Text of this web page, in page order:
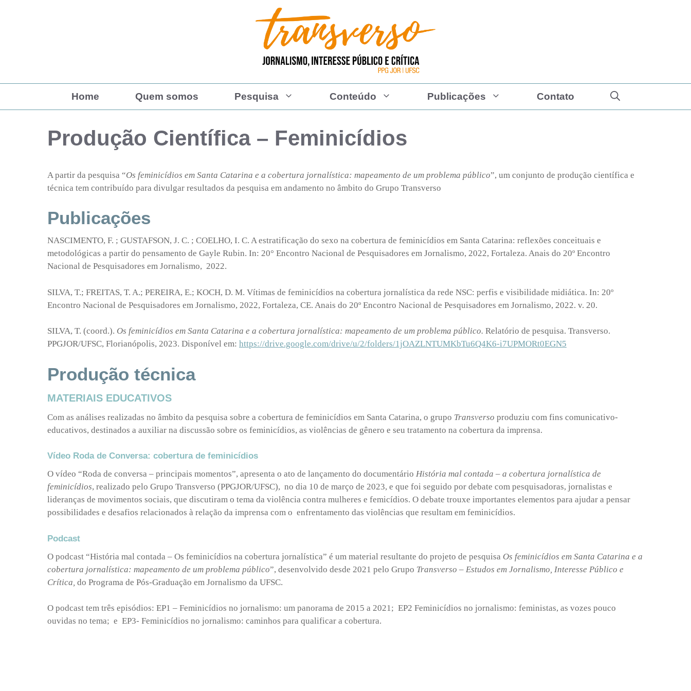
Home Quem somos Pesquisa Conteúdo Publicações Contato
Produção Científica – Feminicídios
A partir da pesquisa “Os feminicídios em Santa Catarina e a cobertura jornalística: mapeamento de um problema público”, um conjunto de produção científica e
técnica tem contribuído para divulgar resultados da pesquisa em andamento no âmbito do Grupo Transverso
Publicações
NASCIMENTO, F. ; GUSTAFSON, J. C. ; COELHO, I. C. A estratificação do sexo na cobertura de feminicídios em Santa Catarina: reflexões conceituais e
metodológicas a partir do pensamento de Gayle Rubin. In: 20° Encontro Nacional de Pesquisadores em Jornalismo, 2022, Fortaleza. Anais do 20º Encontro
Nacional de Pesquisadores em Jornalismo, 2022.
SILVA, T.; FREITAS, T. A.; PEREIRA, E.; KOCH, D. M. Vítimas de feminicídios na cobertura jornalística da rede NSC: perfis e visibilidade midiática. In: 20º
Encontro Nacional de Pesquisadores em Jornalismo, 2022, Fortaleza, CE. Anais do 20º Encontro Nacional de Pesquisadores em Jornalismo, 2022. v. 20.
SILVA, T. (coord.). Os feminicídios em Santa Catarina e a cobertura jornalística: mapeamento de um problema público. Relatório de pesquisa. Transverso.
PPGJOR/UFSC, Florianópolis, 2023. Disponível em: https://drive.google.com/drive/u/2/folders/1jOAZLNTUMKbTu6Q4K6-i7UPMORt0EGN5
Produção técnica
MATERIAIS EDUCATIVOS
Com as análises realizadas no âmbito da pesquisa sobre a cobertura de feminicídios em Santa Catarina, o grupo Transverso produziu com fins comunicativo-
educativos, destinados a auxiliar na discussão sobre os feminicídios, as violências de gênero e seu tratamento na cobertura da imprensa.
Vídeo Roda de Conversa: cobertura de feminicídios
O vídeo “Roda de conversa – principais momentos”, apresenta o ato de lançamento do documentário História mal contada – a cobertura jornalística de
feminicídios, realizado pelo Grupo Transverso (PPGJOR/UFSC), no dia 10 de março de 2023, e que foi seguido por debate com pesquisadoras, jornalistas e
lideranças de movimentos sociais, que discutiram o tema da violência contra mulheres e femicídios. O debate trouxe importantes elementos para ajudar a pensar
possibilidades e desafios relacionados à relação da imprensa com o enfrentamento das violências que resultam em feminicídios.
Podcast
O podcast “História mal contada – Os feminicídios na cobertura jornalística” é um material resultante do projeto de pesquisa Os feminicídios em Santa Catarina e a
cobertura jornalística: mapeamento de um problema público”, desenvolvido desde 2021 pelo Grupo Transverso – Estudos em Jornalismo, Interesse Público e
Crítica, do Programa de Pós-Graduação em Jornalismo da UFSC.
O podcast tem três episódios: EP1 – Feminicídios no jornalismo: um panorama de 2015 a 2021; EP2 Feminicídios no jornalismo: feministas, as vozes pouco
ouvidas no tema; e EP3- Feminicídios no jornalismo: caminhos para qualificar a cobertura.